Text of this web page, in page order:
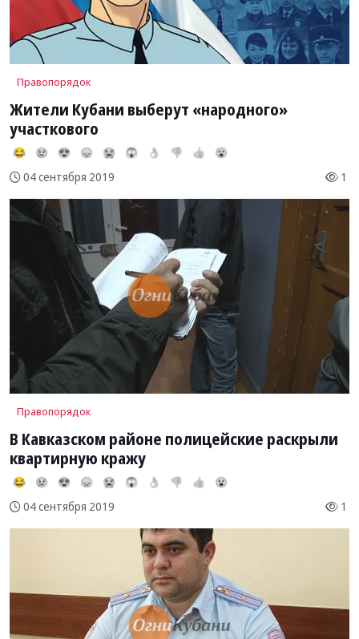
Правопорядок
Жители Кубани выберут «народного»
участкового
😂 😢 😍 😞 😭 😱 👌 👎 👍 😮
04 сентября 2019 1
Правопорядок
В Кавказском районе полицейские раскрыли
квартирную кражу
😂 😢 😍 😞 😭 😱 👌 👎 👍 😮
04 сентября 2019 1